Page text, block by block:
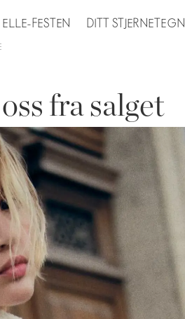
ELLE-FESTEN DITT STJERNETEGN
fra salget